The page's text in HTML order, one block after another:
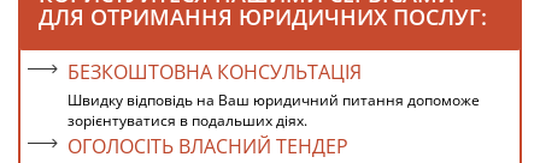
ДЛЯ ОТРИМАННЯ ЮРИДИЧНИХ ПОСЛУГ:
БЕЗКОШТОВНА КОНСУЛЬТАЦІЯ
Швидку відповідь на Ваш юридичний питання допоможе
зорієнтуватися в подальших діях.
ОГОЛОСІТЬ ВЛАСНИЙ ТЕНДЕР